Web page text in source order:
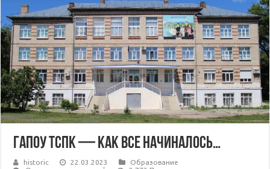
ГАПОУ ТСПК — как все начиналось…
historic 22.03.2023
Образование